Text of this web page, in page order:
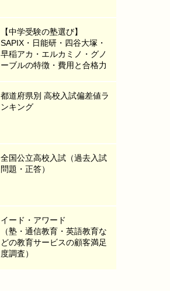
【中学受験の塾選び】
SAPIX・日能研・四谷大塚・
早稲アカ・エルカミノ・グノ
ーブルの特徴・費用と合格力
都道府県別 高校入試偏差値ラ
ンキング
全国公立高校入試（過去入試
問題・正答）
イード・アワード
（塾・通信教育・英語教育な
どの教育サービスの顧客満足
度調査）